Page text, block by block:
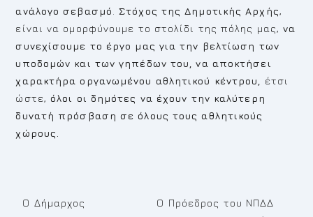
ανάλογο σεβασμό
.Στόχος της Δημοτικής Αρχής,
είναι να ομορφύνουμε το στολίδι της πόλης μας,να
συνεχίσουμε το έργο μας για την βελτίωση των
υποδομών και των γηπέδων του, να αποκτήσει
χαρακτήρα οργανωμένου αθλητικού κέντρου,
έτσι
ώστε,όλοι οι δημότες να έχουν την καλύτερη
δυνατή πρόσβαση σε όλους τους αθλητικούς
χώρους.
Ο Δήμαρχος
Ο Πρόεδρος του ΝΠΔΔ